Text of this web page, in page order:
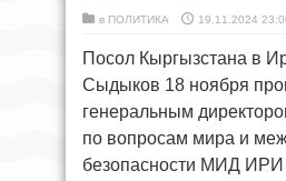
в ПОЛИТИКА 19.11.2024
Посол Кыргызстана в
Сыдыков 18 ноября
генеральным
по вопросам мира и
безопасности МИД ИРИ